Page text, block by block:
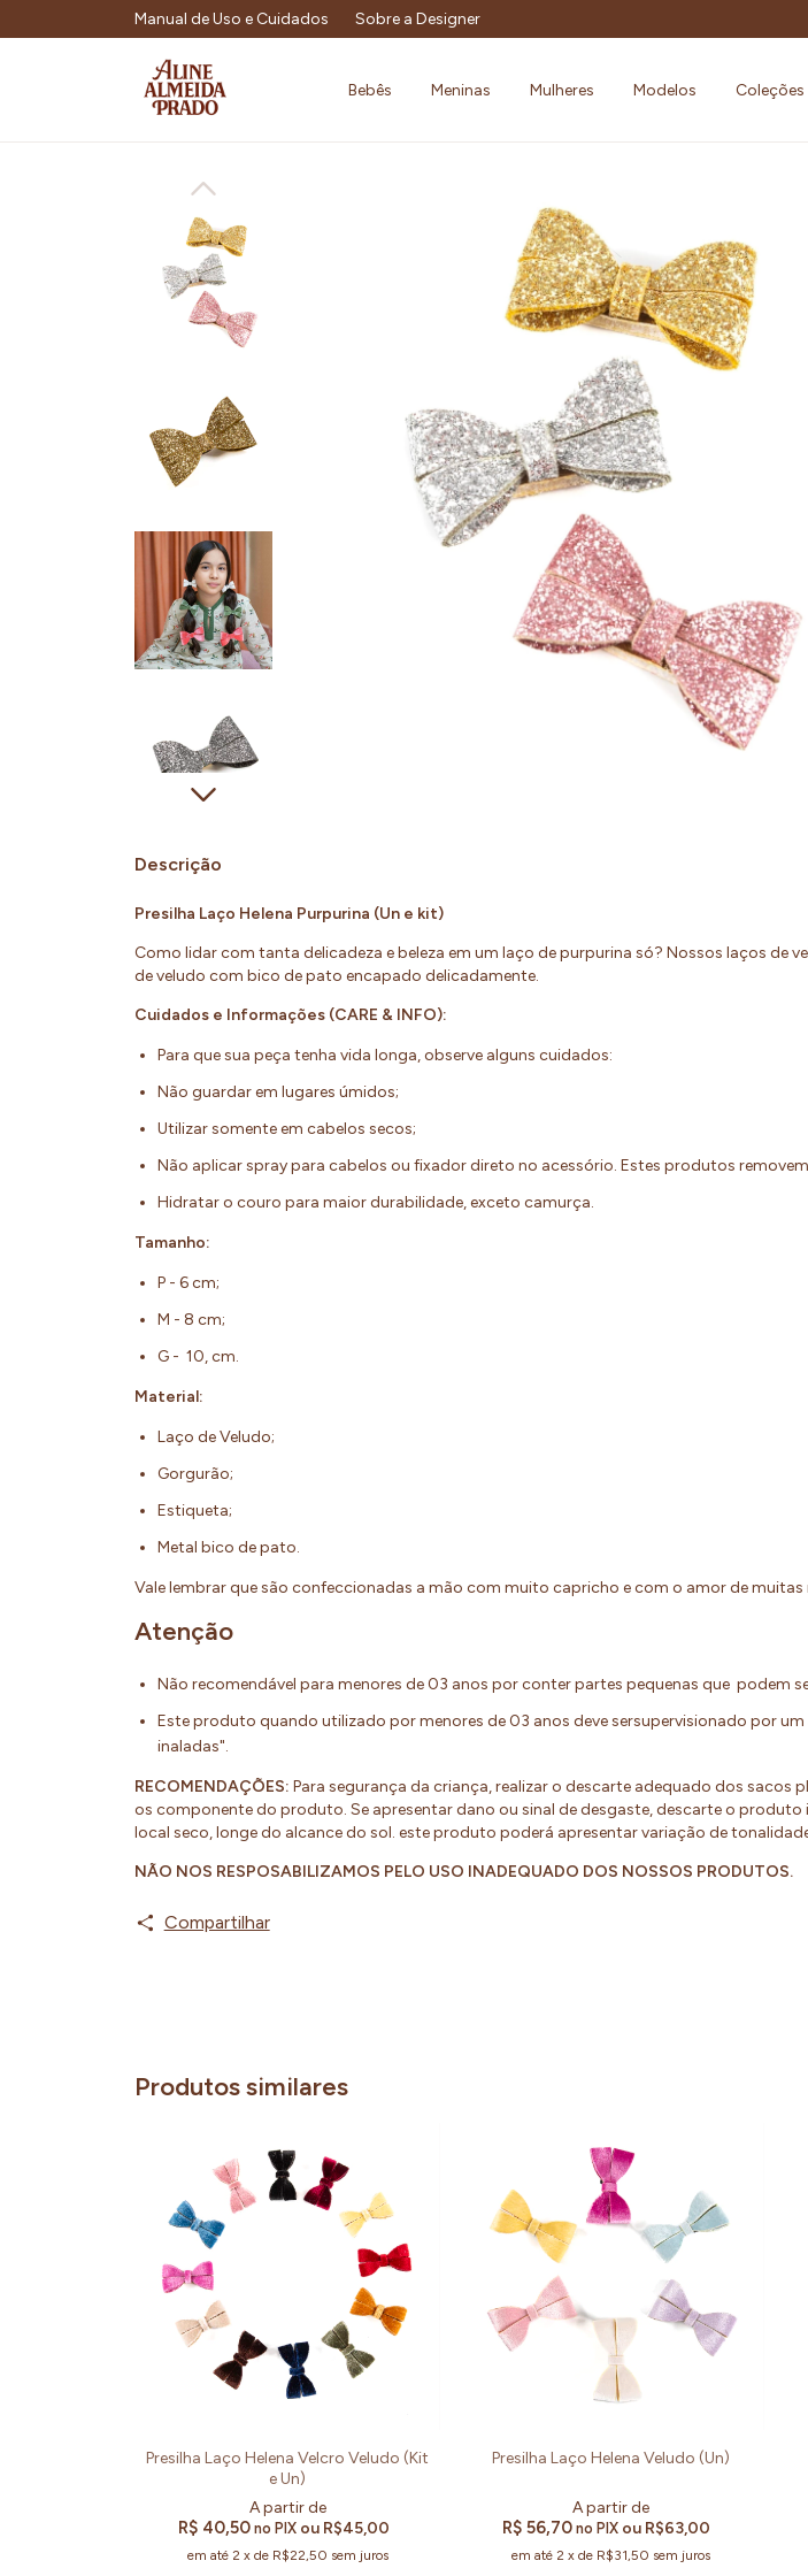
Manual de Uso e Cuidados Sobre a Designer
Bebês Meninas Mulheres Modelos Coleções
Descrição
Presilha Laço Helena Purpurina (Un e kit)
Como lidar com tanta delicadeza e beleza em um laço de purpurina só? Nossos laços de
de veludo com bico de pato encapado delicadamente.
Cuidados e Informações (CARE & INFO):
Para que sua peça tenha vida longa, observe alguns cuidados:
Não guardar em lugares úmidos;
Utilizar somente em cabelos secos;
Não aplicar spray para cabelos ou fixador direto no acessório. Estes produtos
Hidratar o couro para maior durabilidade, exceto camurça.
Tamanho:
P - 6 cm;
M - 8 cm;
G - 10, cm.
Material:
Laço de Veludo;
Gorgurão;
Estiqueta;
Metal bico de pato.
Vale lembrar que são confeccionadas a mão com muito capricho e com o amor de
Atenção
Não recomendável para menores de 03 anos por conter partes pequenas que podem
Este produto quando utilizado por menores de 03 anos deve sersupervisionado por
inaladas".
RECOMENDAÇÕES: Para segurança da criança, realizar o descarte adequado dos
os componente do produto. Se apresentar dano ou sinal de desgaste, descarte o
local seco, longe do alcance do sol. este produto poderá apresentar variação de
NÃO NOS RESPOSABILIZAMOS PELO USO INADEQUADO DOS NOSSOS PRODUTOS.
Compartilhar
Produtos similares
Presilha Laço Helena Velcro Veludo (Kit
e Un)
R$ 40,50no PIX ou R$45,00
em até 2 x de R$22,50 sem juros
Presilha Laço Helena Veludo (Un)
R$ 56,70 no PIX ou R$63,00
em até 2 x de R$31,50 sem juros